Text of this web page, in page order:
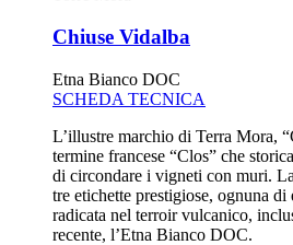
Chiuse Vidalba
Etna Bianco DOC
SCHEDA TECNICA
L’illustre marchio di Terra Mora,
termine francese “Clos” che
di circondare i vigneti con muri.
tre etichette prestigiose, ognuna di
radicata nel terroir vulcanico,
recente, l’Etna Bianco DOC.